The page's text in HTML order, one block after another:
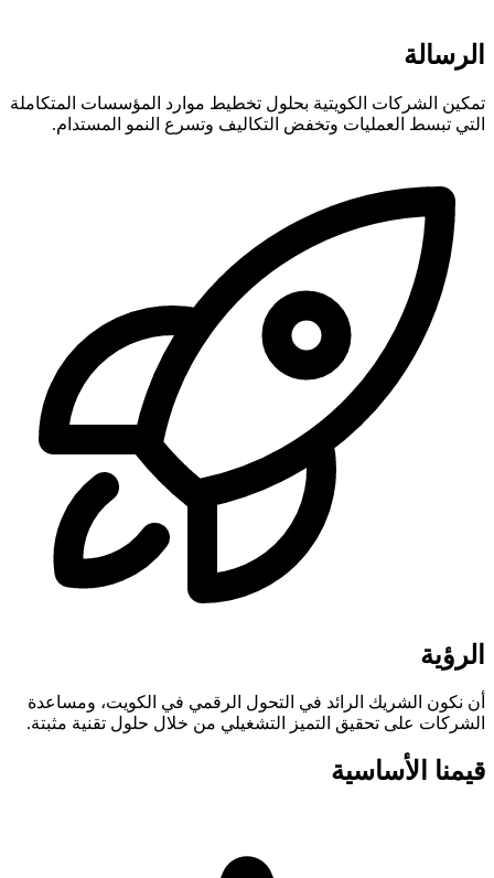
الرسالة
تمكين الشركات الكويتية بحلول تخطيط موارد المؤسسات المتكاملة
التي تبسط العمليات وتخفض التكاليف وتسرع النمو المستدام.
الرؤية
أن نكون الشريك الرائد في التحول الرقمي في الكويت، ومساعدة
الشركات على تحقيق التميز التشغيلي من خلال حلول تقنية مثبتة.
قيمنا الأساسية